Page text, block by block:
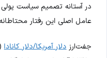
در آستانه تصمیم سیاست
عامل اصلی این رفتار
جفت‌ارز دلار آمریکا/دلار کانادا